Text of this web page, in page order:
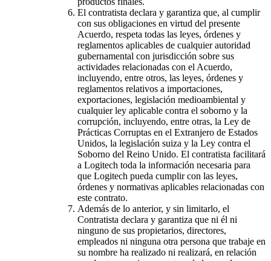
El contratista declara y garantiza que, al cumplir
con sus obligaciones en virtud del presente
Acuerdo, respeta todas las leyes, órdenes y
reglamentos aplicables de cualquier autoridad
gubernamental con jurisdicción sobre sus
actividades relacionadas con el Acuerdo,
incluyendo, entre otros, las leyes, órdenes y
reglamentos relativos a importaciones,
exportaciones, legislación medioambiental y
cualquier ley aplicable contra el soborno y la
corrupción, incluyendo, entre otras, la Ley de
Prácticas Corruptas en el Extranjero de Estados
Unidos, la legislación suiza y la Ley contra el
Soborno del Reino Unido. El contratista facilitará
a Logitech toda la información necesaria para
que Logitech pueda cumplir con las leyes,
órdenes y normativas aplicables relacionadas con
este contrato.
Además de lo anterior, y sin limitarlo, el
Contratista declara y garantiza que ni él ni
ninguno de sus propietarios, directores,
empleados ni ninguna otra persona que trabaje en
su nombre ha realizado ni realizará, en relación